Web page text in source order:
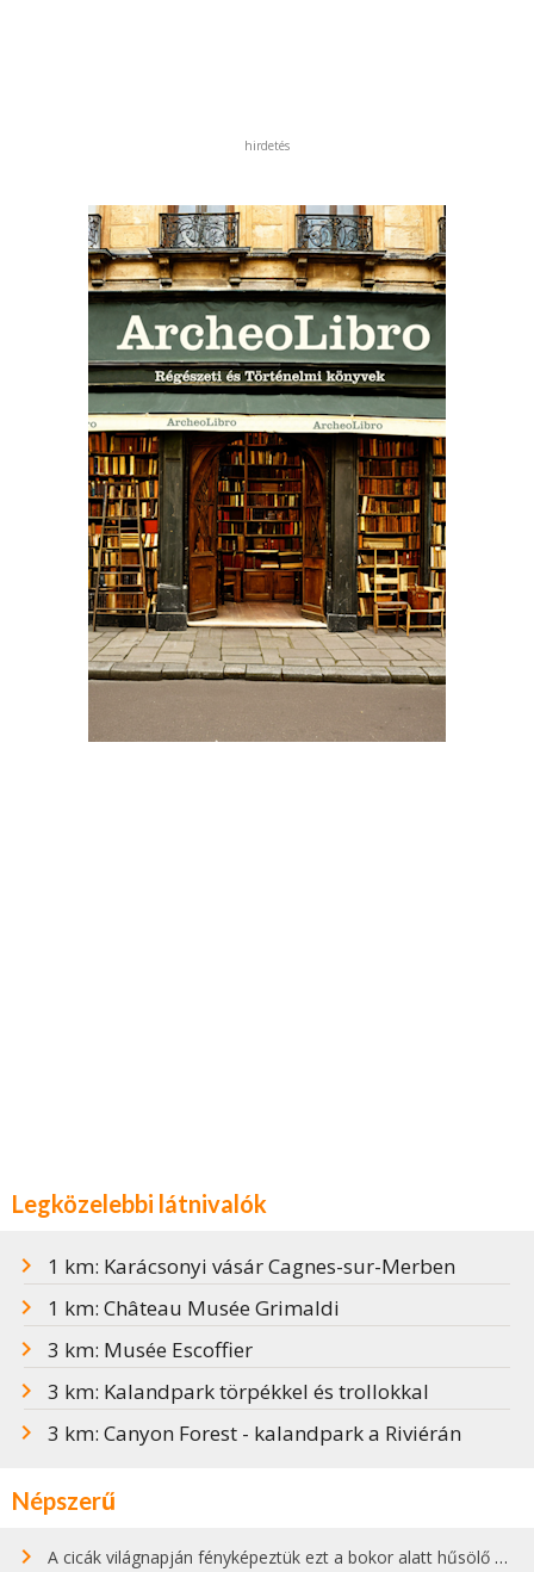
hirdetés
Legközelebbi látnivalók
1 km: Karácsonyi vásár Cagnes-sur-Merben
1 km: Château Musée Grimaldi
3 km: Musée Escoffier
3 km: Kalandpark törpékkel és trollokkal
3 km: Canyon Forest - kalandpark a Riviérán
Népszerű
A cicák világnapján fényképeztük ezt a bokor alatt hűsölő cicát Kisorosziban